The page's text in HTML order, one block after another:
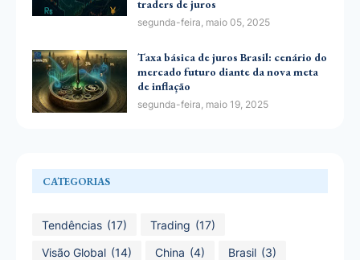
traders de juros
segunda-feira, maio 05, 2025
Taxa básica de juros Brasil: cenário do
mercado futuro diante da nova meta
de inflação
segunda-feira, maio 19, 2025
CATEGORIAS
Tendências (17) Trading (17)
Visão Global (14) China (4) Brasil (3)